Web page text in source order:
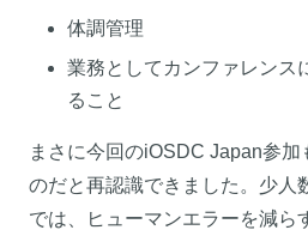
体調管理
業務としてカンファレンス
ること
まさに今回のiOSDC Japan参
のだと再認識できました。少人
では、ヒューマンエラーを減ら